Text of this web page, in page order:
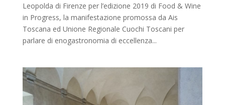
Leopolda di Firenze per l’edizione 2019 di Food & Wine
in Progress, la manifestazione promossa da Ais
Toscana ed Unione Regionale Cuochi Toscani per
parlare di enogastronomia di eccellenza...